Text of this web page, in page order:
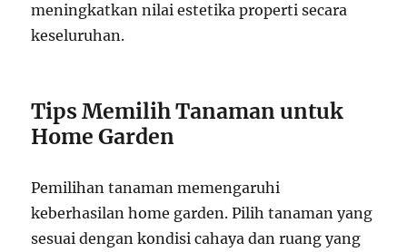
meningkatkan nilai estetika properti secara
keseluruhan.
Tips Memilih Tanaman untuk
Home Garden
Pemilihan tanaman memengaruhi
keberhasilan home garden. Pilih tanaman yang
sesuai dengan kondisi cahaya dan ruang yang